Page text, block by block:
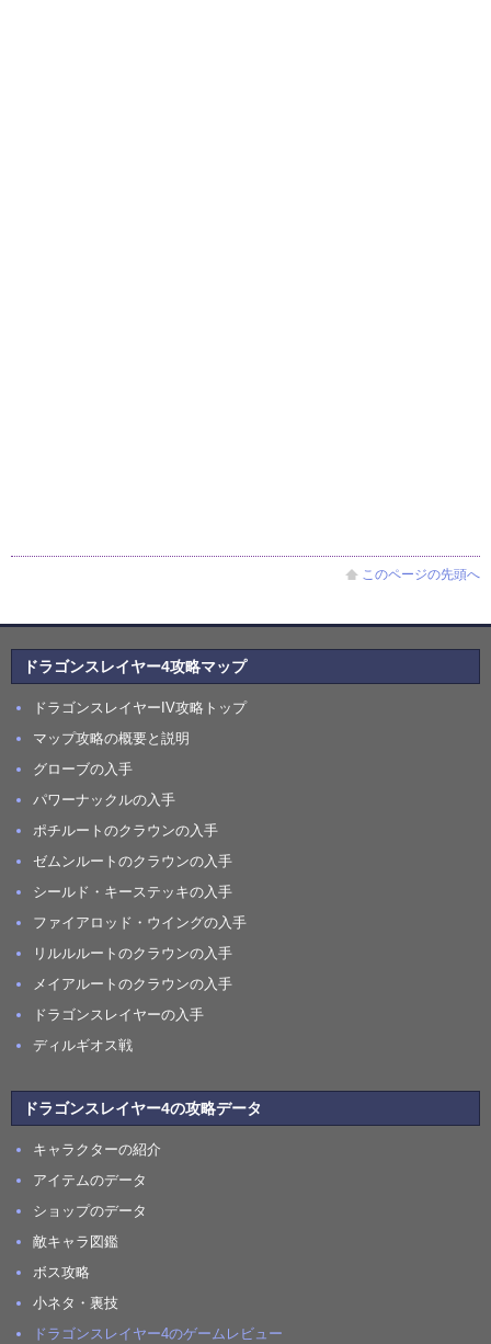
このページの先頭へ
ドラゴンスレイヤー4攻略マップ
ドラゴンスレイヤーIV攻略トップ
マップ攻略の概要と説明
グローブの入手
パワーナックルの入手
ポチルートのクラウンの入手
ゼムンルートのクラウンの入手
シールド・キーステッキの入手
ファイアロッド・ウイングの入手
リルルルートのクラウンの入手
メイアルートのクラウンの入手
ドラゴンスレイヤーの入手
ディルギオス戦
ドラゴンスレイヤー4の攻略データ
キャラクターの紹介
アイテムのデータ
ショップのデータ
敵キャラ図鑑
ボス攻略
小ネタ・裏技
ドラゴンスレイヤー4のゲームレビュー